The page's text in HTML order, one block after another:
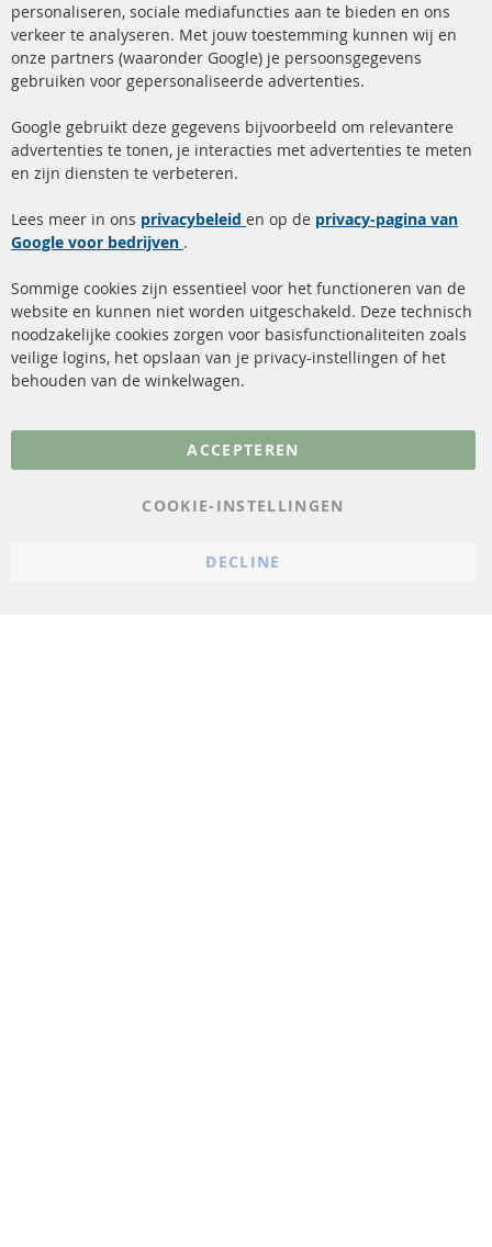
+49 (0) 4533 799 00 0
ma-do: 09-17 u, vr Fr 09-16 u
info@contra-automotive.de
facebook
instagram
Snelle links
Roetfilter reiniging
Katalysator (KAT)
sensoren
FAQ
Kundenservice
Verzendingskosten
Contact
Annuleer contract
Gegevensbescherming
personaliseren, sociale mediafuncties aan te bieden en ons
verkeer te analyseren. Met jouw toestemming kunnen wij en
onze partners (waaronder Google) je persoonsgegevens
gebruiken voor gepersonaliseerde advertenties.
Google gebruikt deze gegevens bijvoorbeeld om relevantere
advertenties te tonen, je interacties met advertenties te meten
en zijn diensten te verbeteren.
Lees meer in ons privacybeleid en op de privacy-pagina van
Google voor bedrijven .
Sommige cookies zijn essentieel voor het functioneren van de
website en kunnen niet worden uitgeschakeld. Deze technisch
noodzakelijke cookies zorgen voor basisfunctionaliteiten zoals
veilige logins, het opslaan van je privacy-instellingen of het
behouden van de winkelwagen.
ACCEPTEREN
COOKIE-INSTELLINGEN
DECLINE